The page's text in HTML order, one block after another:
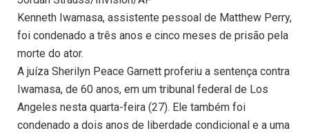
Kenneth Iwamasa, assistente pessoal de Matthew Perry,
foi condenado a três anos e cinco meses de prisão pela
morte do ator.
A juíza Sherilyn Peace Garnett proferiu a sentença contra
Iwamasa, de 60 anos, em um tribunal federal de Los
Angeles nesta quarta-feira (27). Ele também foi
condenado a dois anos de liberdade condicional e a uma